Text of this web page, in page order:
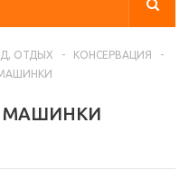
ОТДЫХ - КОНСЕРВАЦИЯ
-
МАШИНКИ